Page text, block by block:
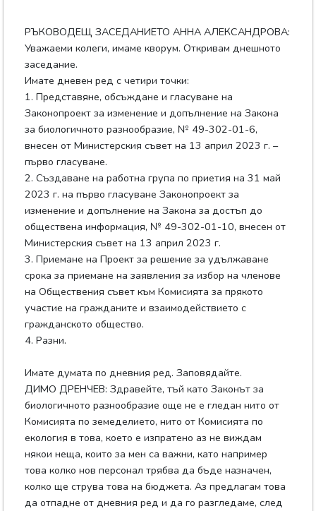
РЪКОВОДЕЩ ЗАСЕДАНИЕТО АННА АЛЕКСАНДРОВА:
Уважаеми колеги, имаме кворум. Откривам днешното
заседание.
Имате дневен ред с четири точки:
1. Представяне, обсъждане и гласуване на
Законопроект за изменение и допълнение на Закона
за биологичното разнообразие, № 49-302-01-6,
внесен от Министерския съвет на 13 април 2023 г. –
първо гласуване.
2. Създаване на работна група по приетия на 31 май
2023 г. на първо гласуване Законопроект за
изменение и допълнение на Закона за достъп до
обществена информация, № 49-302-01-10, внесен от
Министерския съвет на 13 април 2023 г.
3. Приемане на Проект за решение за удължаване
срока за приемане на заявления за избор на членове
на Обществения съвет към Комисията за прякото
участие на гражданите и взаимодействието с
гражданското общество.
4. Разни.
Имате думата по дневния ред. Заповядайте.
ДИМО ДРЕНЧЕВ: Здравейте, тъй като Законът за
биологичното разнообразие още не е гледан нито от
Комисията по земеделието, нито от Комисията по
екология в това, което е изпратено аз не виждам
някои неща, които за мен са важни, като например
това колко нов персонал трябва да бъде назначен,
колко ще струва това на бюджета. Аз предлагам това
да отпадне от дневния ред и да го разгледаме, след